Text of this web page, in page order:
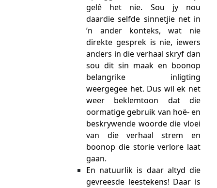
gelê het nie. Sou jy nou
daardie selfde sinnetjie net in
’n ander konteks, wat nie
direkte gesprek is nie, iewers
anders in die verhaal skryf dan
sou dit sin maak en boonop
belangrike inligting
weergegee het. Dus wil ek net
weer beklemtoon dat die
oormatige gebruik van hoë- en
beskrywende woorde die vloei
van die verhaal strem en
boonop die storie verlore laat
gaan.
En natuurlik is daar altyd die
gevreesde leestekens! Daar is